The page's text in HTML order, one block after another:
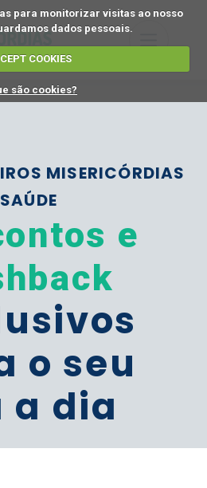
para monitorizar visitas ao nosso
dados pessoais.
COOKIES
são cookies?
MISERICÓRDIAS
SAÚDE
e
o seu
a dia